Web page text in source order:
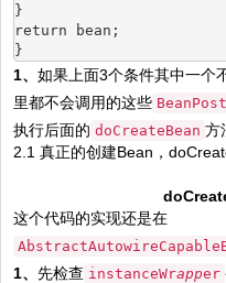
}
return bean;
}
1、如果上面3个条件其中一个
里都不会调用的这些
执行后面的 doCreateBean 方
2.1 真正的创建Bean，
这个代码的实现还是在
1、先检查 instanceWrapper